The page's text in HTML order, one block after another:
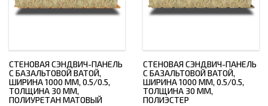
СТЕНОВАЯ СЭНДВИЧ-ПАНЕЛЬ
С БАЗАЛЬТОВОЙ ВАТОЙ,
ШИРИНА 1000 ММ, 0.5/0.5,
ТОЛЩИНА 30 ММ,
ПОЛИУРЕТАН МАТОВЫЙ
СТЕНОВАЯ СЭНДВИЧ-ПАНЕЛЬ
С БАЗАЛЬТОВОЙ ВАТОЙ,
ШИРИНА 1000 ММ, 0.5/0.5,
ТОЛЩИНА 30 ММ,
ПОЛИЭСТЕР